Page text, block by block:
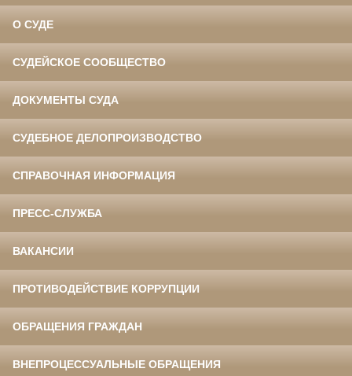
О СУДЕ
СУДЕЙСКОЕ СООБЩЕСТВО
ДОКУМЕНТЫ СУДА
СУДЕБНОЕ ДЕЛОПРОИЗВОДСТВО
СПРАВОЧНАЯ ИНФОРМАЦИЯ
ПРЕСС-СЛУЖБА
ВАКАНСИИ
ПРОТИВОДЕЙСТВИЕ КОРРУПЦИИ
ОБРАЩЕНИЯ ГРАЖДАН
ВНЕПРОЦЕССУАЛЬНЫЕ ОБРАЩЕНИЯ